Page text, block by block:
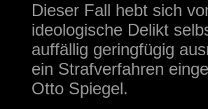
Dieser Fall hebt sich
ideologische Delikt
auffällig geringfügig
ein Strafverfahren
Otto Spiegel.